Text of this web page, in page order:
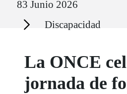
83 Junio 2026
Secciones Discapacidad
La ONCE
jornada de